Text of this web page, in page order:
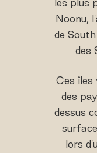
les plus
Noonu,
de
des
Ces îles
des
dessus
lors